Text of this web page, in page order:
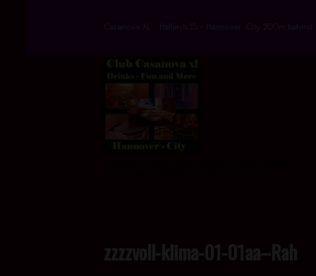
Casanova XL - Hallerstr.35 - Hannover -City 200m
zzzzvoll-klima-01-01aa–Rah